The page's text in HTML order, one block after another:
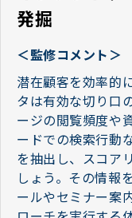
発掘
＜監修コメント＞
潜在顧客を効率的
タは有効な切り口
ージの閲覧頻度や
ードでの検索行動
を抽出し、スコア
しょう。その情報
ールやセミナー案